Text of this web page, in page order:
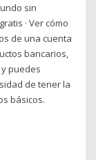
sin
· Ver cómo
de una cuenta
bancarios,
puedes
de tener la
básicos.